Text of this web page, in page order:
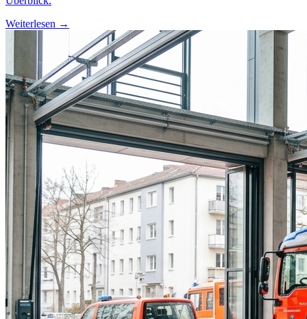
Weiterlesen →